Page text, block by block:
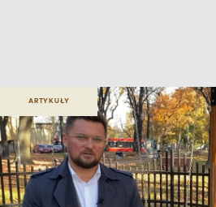
ARTYKUŁY